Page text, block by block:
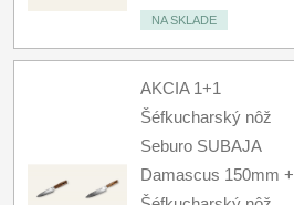
NA SKLADE
AKCIA 1+1
Šéfkucharský nôž
Seburo SUBAJA
Damascus 150mm +